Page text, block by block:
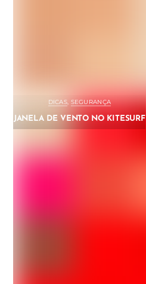
DICAS SEGURANÇA
JANELA DE VENTO NO KITESURF